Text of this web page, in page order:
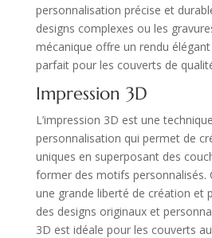
personnalisation précise et
designs complexes ou les
mécanique offre un rendu
parfait pour les couverts de
Impression 3D
L’impression 3D est une
personnalisation qui permet de
uniques en superposant des
former des motifs personnalisés.
une grande liberté de création et
des designs originaux et
3D est idéale pour les couverts